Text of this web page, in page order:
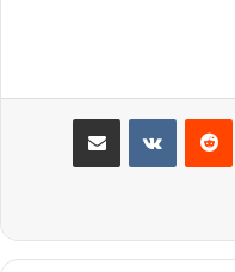
‫پین‌ترست ‫رددیت